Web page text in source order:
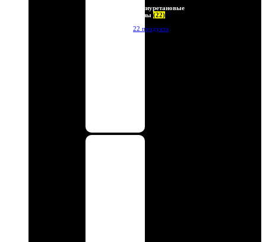
Полиуретановые
линзы (22)
22 продукта